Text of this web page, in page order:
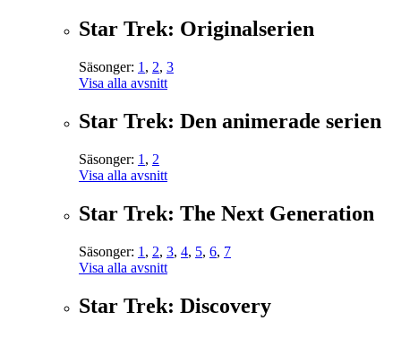
Star Trek: Originalserien
Säsonger: 1 , 2, 3
Visa alla avsnitt
Star Trek: Den animerade serien
Säsonger: 1 , 2
Visa alla avsnitt
Star Trek: The Next Generation
Säsonger: 1 , 2, 3, 4, 5, 6, 7
Visa alla avsnitt
Star Trek: Discovery